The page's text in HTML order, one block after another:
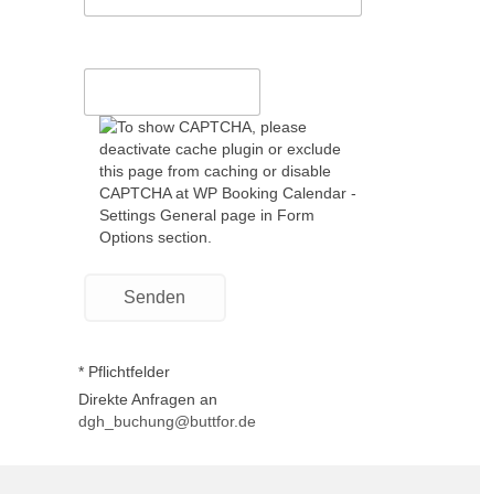
* Pflichtfelder
Direkte Anfragen an
dgh_buchung@buttfor.de